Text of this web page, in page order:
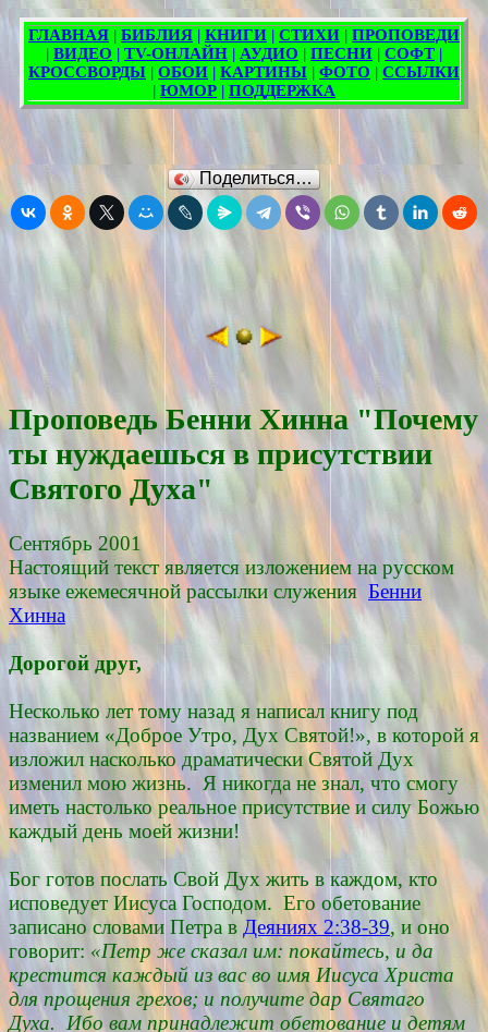
Поделиться…
Проповедь Бенни Хинна "Почему
ты нуждаешься в присутствии
Святого Духа"
Сентябрь 2001
Настоящий текст является изложением на русском
языке ежемесячной рассылки служения Бенни
Хинна
Дорогой друг,
Несколько лет тому назад я написал книгу под
названием «Доброе Утро, Дух Святой!», в которой я
изложил насколько драматически Святой Дух
изменил мою жизнь. Я никогда не знал, что смогу
иметь настолько реальное присутствие и силу Божью
каждый день моей жизни!
Бог готов послать Свой Дух жить в каждом, кто
исповедует Иисуса Господом. Его обетование
записано словами Петра в Деяниях 2:38-39, и оно
говорит: «Петр же сказал им: покайтесь, и да
крестится каждый из вас во имя Иисуса Христа
для прощения грехов; и получите дар Святаго
Духа. Ибо вам принадлежит обетование и детям